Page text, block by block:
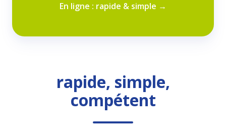
En ligne : rapide & simple →
rapide, simple,
compétent